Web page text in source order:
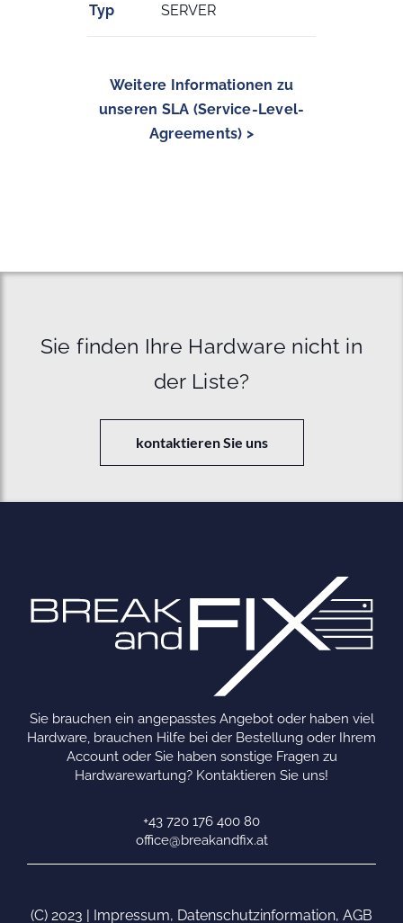
Typ SERVER
Weitere Informationen zu
unseren SLA (Service-Level-
Agreements) >
Sie finden Ihre Hardware nicht in
der Liste?
kontaktieren Sie uns
Sie brauchen ein angepasstes Angebot oder haben viel
Hardware, brauchen Hilfe bei der Bestellung oder Ihrem
Account oder Sie haben sonstige Fragen zu
Hardwarewartung? Kontaktieren Sie uns!
+43 720 176 400 80
office@breakandfix.at
(C) 2023 | Impressum, Datenschutzinformation, AGB